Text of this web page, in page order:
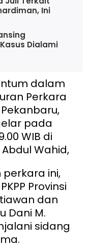
Ini
Dialami
dalam
Perkara
pada
WIB di
Wahid,
ini,
Provinsi
dan
Dani M.
sidang